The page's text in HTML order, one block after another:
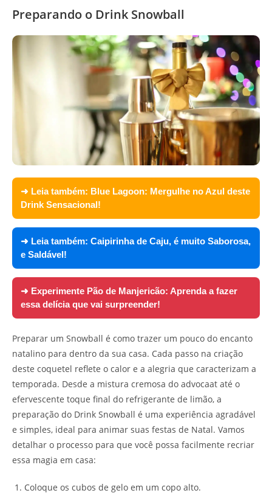
Preparando o Drink Snowball
➜ Leia também: Blue Lagoon: Mergulhe no Azul deste
Drink Sensacional!
➜ Leia também: Caipirinha de Caju, é muito Saborosa,
e Saldável!
➜ Experimente Pão de Manjericão: Aprenda a fazer
essa delícia que vai surpreender!
Preparar um Snowball é como trazer um pouco do encanto
natalino para dentro da sua casa. Cada passo na criação
deste coquetel reflete o calor e a alegria que caracterizam a
temporada. Desde a mistura cremosa do advocaat até o
efervescente toque final do refrigerante de limão, a
preparação do Drink Snowball é uma experiência agradável
e simples, ideal para animar suas festas de Natal. Vamos
detalhar o processo para que você possa facilmente recriar
essa magia em casa:
Coloque os cubos de gelo em um copo alto.